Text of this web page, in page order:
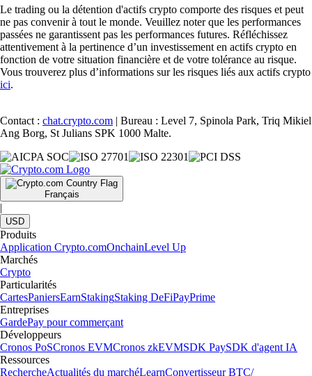
Le trading ou la détention d'actifs crypto comporte des risques et peut
ne pas convenir à tout le monde. Veuillez noter que les performances
passées ne garantissent pas les performances futures. Réfléchissez
attentivement à la pertinence d’un investissement en actifs crypto en
fonction de votre situation financière et de votre tolérance au risque.
Vous trouverez plus d’informations sur les risques liés aux actifs crypto
ici.
Contact : chat.crypto.com | Bureau : Level 7, Spinola Park, Triq Mikiel
Ang Borg, St Julians SPK 1000 Malte.
Français
|
USD
Produits
Application Crypto.comOnchainLevel Up
Marchés
Crypto
Particularités
CartesPaniersEarnStakingStaking DeFiPayPrime
Entreprises
GardePay pour commerçant
Développeurs
Cronos PoSCronos EVMCronos zkEVMSDK PaySDK d'agent IA
Ressources
RechercheActualités du marchéLearnConvertisseur BTC/